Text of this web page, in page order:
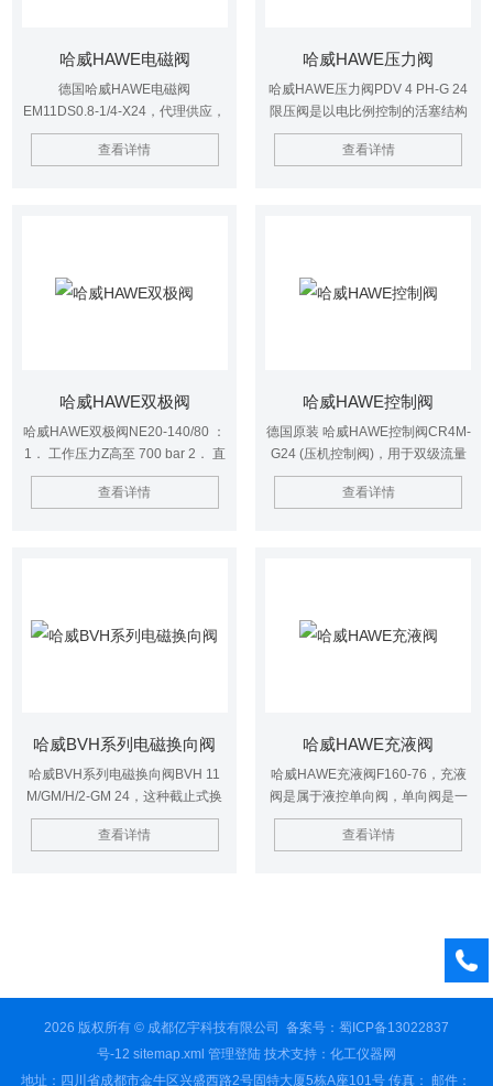
哈威HAWE电磁阀
德国哈威HAWE电磁阀
EM11DS0.8-1/4-X24，代理供应，
哈威EM型球阀是由电磁铁操作
查看详情
哈威HAWE压力阀
哈威HAWE压力阀PDV 4 PH-G 24
限压阀是以电比例控制的活塞结构
先导阀。
查看详情
哈威HAWE双极阀
哈威HAWE双极阀NE20-140/80 ：
1． 工作压力Z高至 700 bar 2． 直
接加装在液压泵站上 3． 与阀门控
制系统直接组合
查看详情
哈威HAWE控制阀
德国原装 哈威HAWE控制阀CR4M-
G24 (压机控制阀)，用于双级流量
及压力下柱塞缸压机的控制。
查看详情
哈威BVH系列电磁换向阀
哈威BVH系列电磁换向阀BVH 11
M/GM/H/2-GM 24，这种截止式换
向阀其实是一个阀组，它是把不同
的阀组合在了一起，用于操控独立
查看详情
哈威HAWE充液阀
哈威HAWE充液阀F160-76，充液
阀是属于液控单向阀，单向阀是一
个方向截止，另一个方向自由流
通，F 80-36型阀的设计是叠加阀设
查看详情
2026 版权所有 © 成都亿宇科技有限公司 备案号：蜀ICP备13022837
号-12 sitemap.xml 管理登陆技术支持： 化工仪器网
地址：四川省成都市金牛区兴盛西路2号固特大厦5栋A座101号 传真： 邮件：